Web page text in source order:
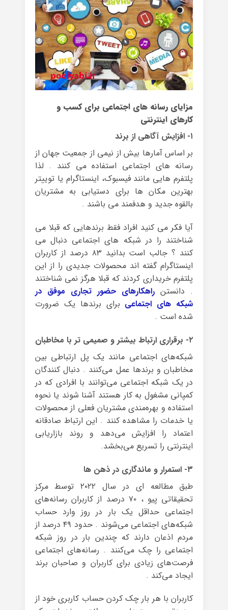
مزایای رسانه های اجتماعی برای کسب و
کارهای اینترنتی
۱- افزایش آگاهی از برند
بر اساس آمارها بیش از نیمی از جمعیت جهان از
رسانه های اجتماعی استفاده می کنند . لذا
پلتفرم هایی مانند فیسبوک، اینستاگرام یا توییتر
بهترین مکان ها برای دستیابی به مشتریان
بالقوه جدید و هدفمند می باشند .
آیا فکر می کنید افراد فقط برندهایی که قبلا می
شناختند را در شبکه های اجتماعی دنبال می
کنند ؟ جالب است بدانید ۸۳ درصد از کاربران
اینستاگرام گفته اند محصولات جدیدی را از این
پلتفرم خریداری کردند که قبلا هرگز نمی شناختند
. دانستن راهکارهای حضور تجاری موفق در
شبکه های اجتماعی برای برندها یک ضرورت
شده است .
۲- برقراری ارتباط بیشتر و صمیمی تر با مخاطبان
شبکه‌های اجتماعی مانند یک پل ارتباطی بین
مخاطبان و برندها عمل می‌کنند . دنبال کنندگان
در یک شبکه اجتماعی می‌توانند با افرادی که در
کمپانی مشغول به کار هستند آشنا شوند یا نحوه
استفاده و بهره‌مندی مشتریان فعلی از محصولات
یا خدمات را مشاهده کنند . این ارتباط صادقانه
اعتماد را افزایش می‌دهد و روند بازاریابی
اینترنتی را تسریع می‌بخشد.
۳- استمرار و ماندگاری در ذهن ها
طبق مطالعه ای در سال ۲۰۲۲ توسط مرکز
تحقیقاتی پیو ، ۷۰ درصد از کاربران رسانه‌های
اجتماعی حداقل یک بار در روز وارد حساب
شبکه‌های اجتماعی می‌شوند . حدود ۴۹ درصد از
مردم اذعان دارند که چندین بار در روز شبکه
اجتماعی را چک می‌کنند . رسانه‌های اجتماعی
فرصت‌های زیادی برای کاربران و صاحبان برند
ایجاد می‌کند .
کاربران با هر بار چک کردن حساب کاربری خود از